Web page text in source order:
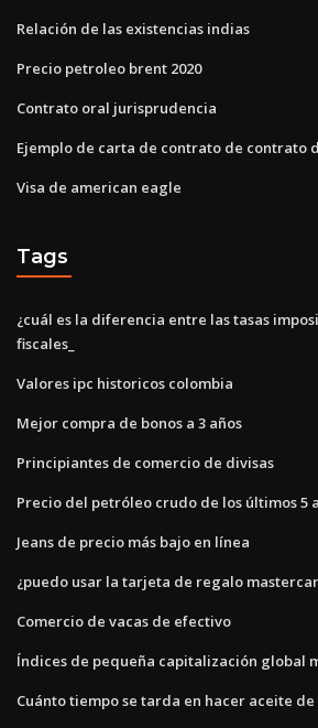
Relación de las existencias indias
Precio petroleo brent 2020
Contrato oral jurisprudencia
Ejemplo de carta de contrato de contrato
Visa de american eagle
Tags
¿cuál es la diferencia entre las tasas
fiscales_
Valores ipc historicos colombia
Mejor compra de bonos a 3 años
Principiantes de comercio de divisas
Precio del petróleo crudo de los últimos 5
Jeans de precio más bajo en línea
¿puedo usar la tarjeta de regalo
Comercio de vacas de efectivo
Índices de pequeña capitalización global
Cuánto tiempo se tarda en hacer aceite